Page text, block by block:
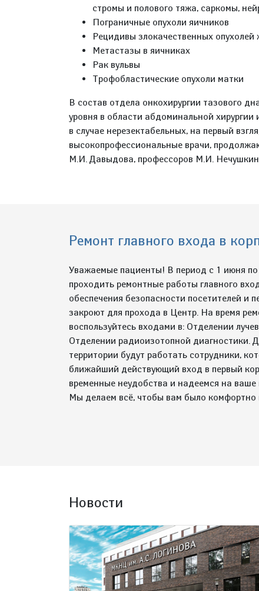
стромы и полового тяжа, саркомы,
Пограничные опухоли яичников
Рецидивы злокачественных опухолей
Метастазы в яичниках
Рак вульвы
Трофобластические опухоли матки
В состав отдела онкохирургии тазового
уровня в области абдоминальной
в случае нерезектабельных, на первый
высокопрофессиональные врачи,
М.И. Давыдова, профессоров М.И.
Ремонт главного входа в
Уважаемые пациенты! В период с 1 июня по
проходить ремонтные работы главного
обеспечения безопасности посетителей и
закроют для прохода в Центр. На время
воспользуйтесь входами в: Отделении
Отделении радиоизотопной диагностики.
территории будут работать сотрудники,
ближайший действующий вход в первый
временные неудобства и надеемся на
Мы делаем всё, чтобы вам было
Новости